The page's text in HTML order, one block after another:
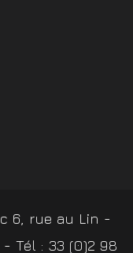
6, rue au Lin -
Tél : 33 (0)2 98